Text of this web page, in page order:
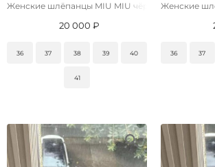
Женские шлёпанцы MIU MIU чёрного цвета
20 000 ₽
36 37 38 39 40
41
Женские
36 37